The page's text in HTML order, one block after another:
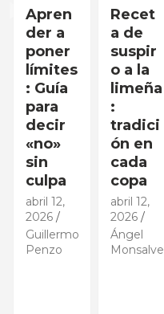
Apren
der a
poner
límites
: Guía
para
decir
«no»
sin
culpa
abril 12,
2026
Guillermo
Penzo
Recet
a de
suspir
o a la
limeña
:
tradici
ón en
cada
copa
abril 12,
2026
Ángel
Monsalve